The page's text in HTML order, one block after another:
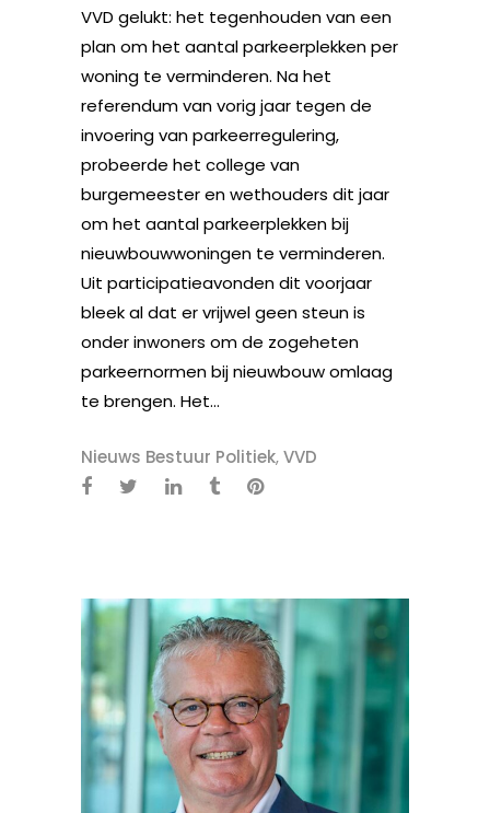
VVD gelukt: het tegenhouden van een
plan om het aantal parkeerplekken per
woning te verminderen. Na het
referendum van vorig jaar tegen de
invoering van parkeerregulering,
probeerde het college van
burgemeester en wethouders dit jaar
om het aantal parkeerplekken bij
nieuwbouwwoningen te verminderen.
Uit participatieavonden dit voorjaar
bleek al dat er vrijwel geen steun is
onder inwoners om de zogeheten
parkeernormen bij nieuwbouw omlaag
te brengen. Het...
Nieuws Bestuur Politiek,VVD